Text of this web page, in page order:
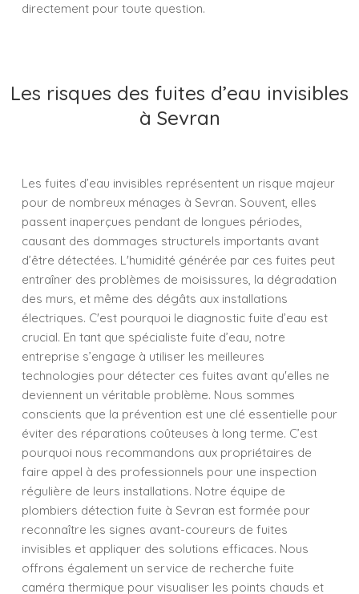
directement pour toute question.
Les risques des fuites d’eau invisibles
à Sevran
Les fuites d’eau invisibles représentent un risque majeur
pour de nombreux ménages à Sevran. Souvent, elles
passent inaperçues pendant de longues périodes,
causant des dommages structurels importants avant
d’être détectées. L'humidité générée par ces fuites peut
entraîner des problèmes de moisissures, la dégradation
des murs, et même des dégâts aux installations
électriques. C'est pourquoi le diagnostic fuite d’eau est
crucial. En tant que spécialiste fuite d’eau, notre
entreprise s’engage à utiliser les meilleures
technologies pour détecter ces fuites avant qu'elles ne
deviennent un véritable problème. Nous sommes
conscients que la prévention est une clé essentielle pour
éviter des réparations coûteuses à long terme. C’est
pourquoi nous recommandons aux propriétaires de
faire appel à des professionnels pour une inspection
régulière de leurs installations. Notre équipe de
plombiers détection fuite à Sevran est formée pour
reconnaître les signes avant-coureurs de fuites
invisibles et appliquer des solutions efficaces. Nous
offrons également un service de recherche fuite
caméra thermique pour visualiser les points chauds et